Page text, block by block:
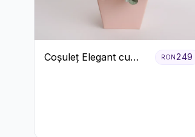
Coșuleț Elegant cu
RON249